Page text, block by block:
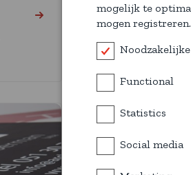
Impression
mogelijk te
mogen
Functional
Statistics
Social media